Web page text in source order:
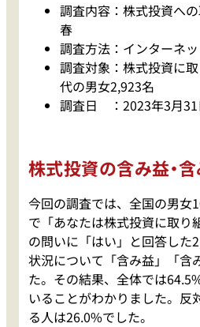
調査内容：株式投資へ
春
調査方法：インターネ
調査対象：株式投資に
代の男女2,923名
調査日 ：2023年3月31
株式投資の含み益・
今回の調査では、全国の男女
で「あなたは株式投資に取り
の問いに「はい」と回答した
状況について「含み益」「含
た。その結果、全体では
いることがわかりました。反
る人は26.0%でした。